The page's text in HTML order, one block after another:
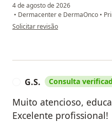
4 de agosto de 2026
• Dermacenter e DermaOnco •
na opinião do utilizador Isabel
Solicitar revisão
G.S. Consulta
Muito atencioso,
Excelente profissional!